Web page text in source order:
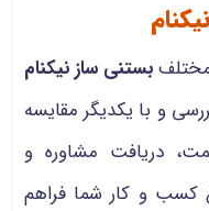
بستنی ساز نیکنام
و با یکدیگر مقایسه
دریافت مشاوره و
و کار شما فراهم